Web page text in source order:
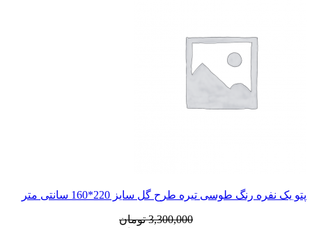
پتو یک نفره رنگ طوسی تیره طرح گل سایز 220*160 سانتی متر
3,300,000 تومان
قیمت
قیمت